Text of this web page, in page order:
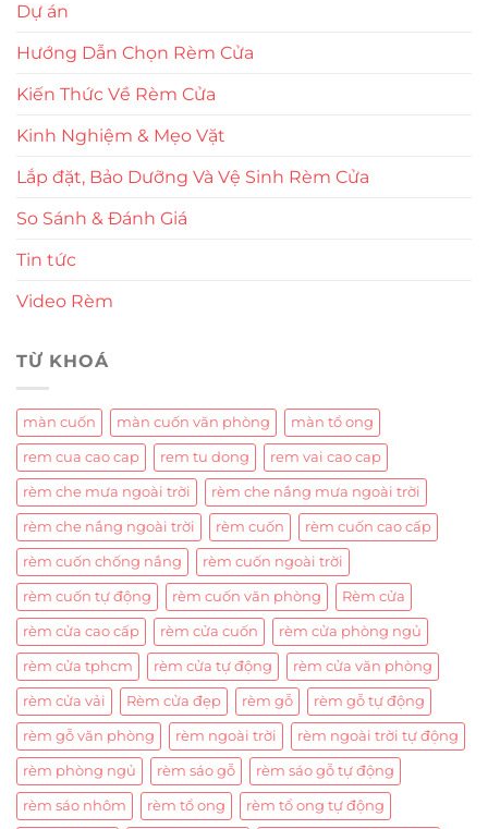
Dự án
Hướng Dẫn Chọn Rèm Cửa
Kiến Thức Về Rèm Cửa
Kinh Nghiệm & Mẹo Vặt
Lắp đặt, Bảo Dưỡng Và Vệ Sinh Rèm Cửa
So Sánh & Đánh Giá
Tin tức
Video Rèm
TỪ KHOÁ
màn cuốn màn cuốn văn phòng màn tổ ong
rem cua cao cap rem tu dong rem vai cao cap
rèm che mưa ngoài trời rèm che nắng mưa ngoài trời
rèm che nắng ngoài trời rèm cuốn rèm cuốn cao cấp
rèm cuốn chống nắng rèm cuốn ngoài trời
rèm cuốn tự động rèm cuốn văn phòng Rèm cửa
rèm cửa cao cấp rèm cửa cuốn rèm cửa phòng ngủ
rèm cửa tphcm rèm cửa tự động rèm cửa văn phòng
rèm cửa vải Rèm cửa đẹp rèm gỗ rèm gỗ tự động
rèm gỗ văn phòng rèm ngoài trời rèm ngoài trời tự động
rèm phòng ngủ rèm sáo gỗ rèm sáo gỗ tự động
rèm sáo nhôm rèm tổ ong rèm tổ ong tự động